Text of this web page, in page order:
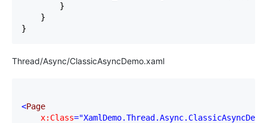
        }
    }
}
Thread/Async/ClassicAsyncDemo.xaml
<Page
x:Class